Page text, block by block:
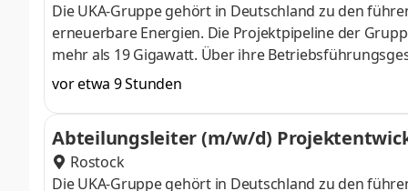
Die UKA-Gruppe gehört in Deutschland zu den
erneuerbare Energien. Die Projektpipeline der
mehr als 19 Gigawatt. Über ihre
hinaus die Betriebsführung für Wind- und PV-Parks.
einen Projektleiter (m/w/d) Netzrealisierung
Planung und Umsetzung von Netzanschlüssen bei
Ausschreibung über die Baudurchführung bis zur
Tiefbau oder der El
vor etwa 9 Stunden
Abteilungsleiter (m/w/d)
Rostock
Die UKA-Gruppe gehört in Deutschland zu den